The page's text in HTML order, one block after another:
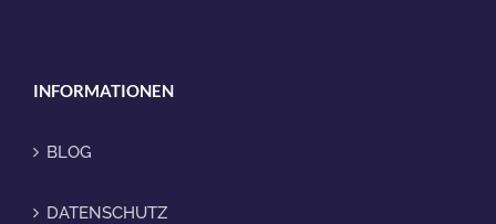
INFORMATIONEN
BLOG
DATENSCHUTZ